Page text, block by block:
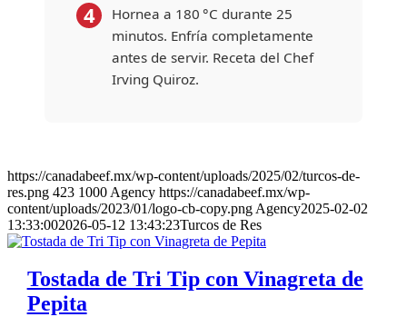
4
Hornea a 180 °C durante 25
minutos. Enfría completamente
antes de servir. Receta del Chef
Irving Quiroz.
https://canadabeef.mx/wp-content/uploads/2025/02/turcos-de-
res.png 423 1000 Agency https://canadabeef.mx/wp-
content/uploads/2023/01/logo-cb-copy.png Agency2025-02-02
13:33:002026-05-12 13:43:23Turcos de Res
Tostada de Tri Tip con Vinagreta de
Pepita
4
Porciones
10 min
Preparación